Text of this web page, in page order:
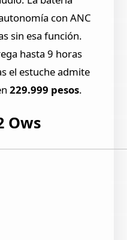
con ANC
sin esa función.
hasta 9 horas
el estuche admite
229.999 pesos.
Ows